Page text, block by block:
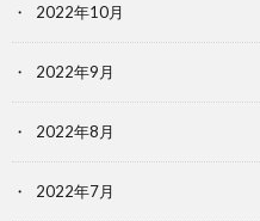
2022年10月
2022年9月
2022年8月
2022年7月